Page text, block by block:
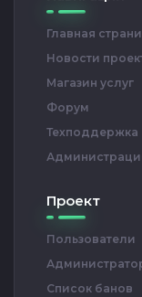
Главная
Новости
Магазин услуг
Форум
Техподдержка
Проект
Пользователи
Список банов